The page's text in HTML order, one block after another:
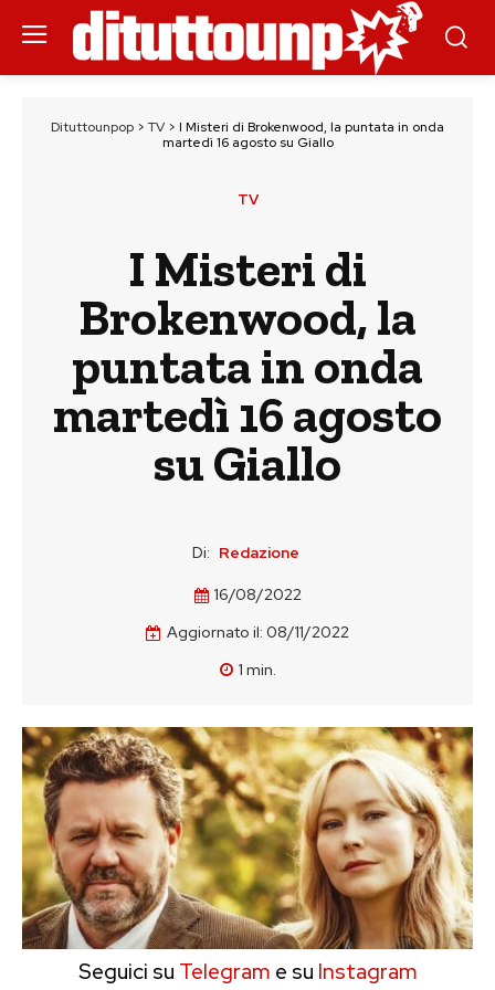
Dituttounpop > TV > I Misteri di Brokenwood, la puntata in onda
martedì 16 agosto su Giallo
TV
I Misteri di
Brokenwood, la
puntata in onda
martedì 16 agosto
su Giallo
Di: Redazione
16/08/2022
Aggiornato il: 08/11/2022
1 min.
Seguici su Telegram e su Instagram